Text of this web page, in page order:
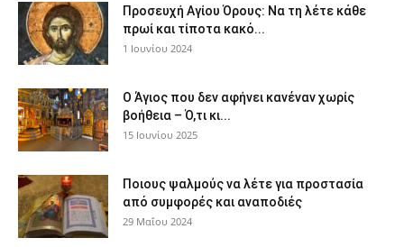
Προσευχή Αγίου Όρους: Να τη λέτε κάθε
πρωί και τίποτα κακό...
1 Ιουνίου 2024
Ο Άγιος που δεν αφήνει κανέναν χωρίς
βοήθεια – Ό,τι κι...
15 Ιουνίου 2025
Ποιους ψαλμούς να λέτε για προστασία
από συμφορές και αναποδιές
29 Μαΐου 2024